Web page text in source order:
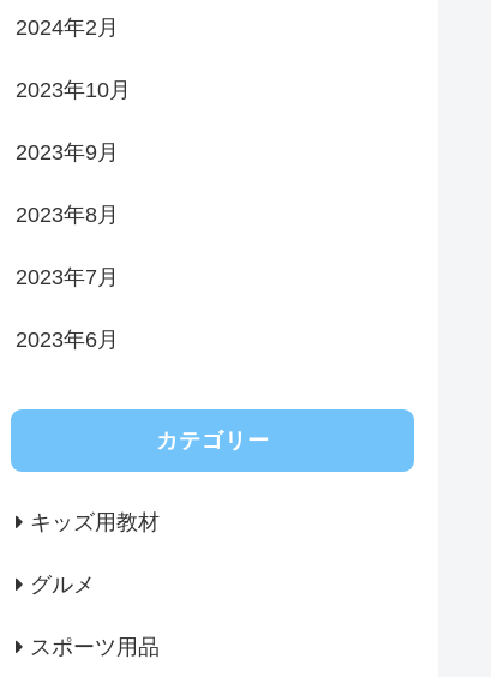
2024年2月
2023年10月
2023年9月
2023年8月
2023年7月
2023年6月
カテゴリー
キッズ用教材
グルメ
スポーツ用品